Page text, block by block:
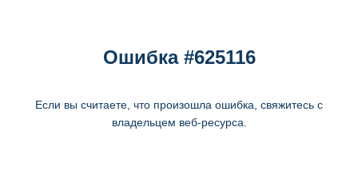
Ошибка #625116
Если вы считаете, что произошла ошибка, свяжитесь с
владельцем веб-ресурса.